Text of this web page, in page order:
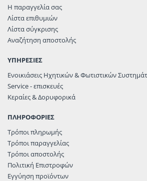
Η παραγγελία σας
Λίστα επιθυμιών
Λίστα σύγκρισης
Αναζήτηση αποστολής
ΥΠΗΡΕΣΙΕΣ
Ενοικιάσεις Ηχητικών & Φωτιστικών
Service - επισκευές
Κεραίες & Δορυφορικά
ΠΛΗΡΟΦΟΡΙΕΣ
Τρόποι πληρωμής
Τρόποι παραγγελίας
Τρόποι αποστολής
Πολιτική Επιστροφών
Εγγύηση προϊόντων